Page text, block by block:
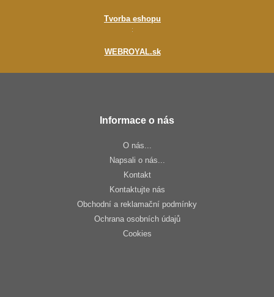
Tvorba eshopu
:
WEBROYAL.sk
Informace o nás
O nás...
Napsali o nás...
Kontakt
Kontaktujte nás
Obchodní a reklamační podmínky
Ochrana osobních údajů
Cookies